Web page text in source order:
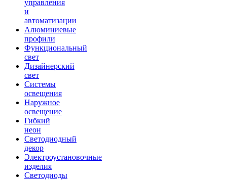
управления
и
автоматизации
Алюминиевые
профили
Функциональный
свет
Дизайнерский
свет
Системы
освещения
Наружное
освещение
Гибкий
неон
Светодиодный
декор
Электроустановочные
изделия
Светодиоды